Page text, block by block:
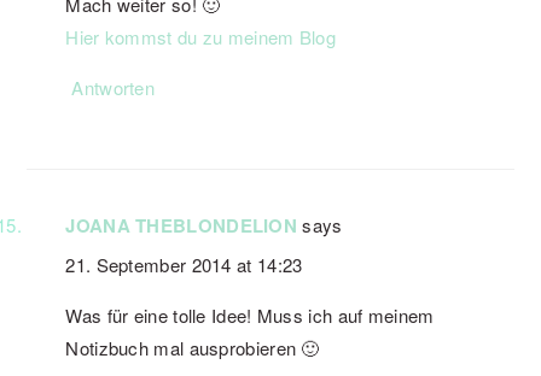
Hier kommst du zu meinem Blog
Antworten
JOANA THEBLONDELION says
21. September 2014 at 14:23
Was für eine tolle Idee! Muss ich auf meinem
Notizbuch mal ausprobieren 🙂